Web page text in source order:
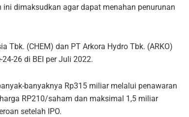
dimaksudkan agar dapat menahan penurunan
Tbk. (CHEM) dan PT Arkora Hydro Tbk. (ARKO)
26 di BEI per Juli 2022.
banyaknya Rp315 miliar melalui penawaran
RP210/saham dan maksimal 1,5 miliar
setelah IPO.